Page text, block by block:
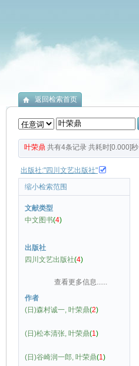
返回检索首页
叶荣鼎 共有4条记录 共耗时[0.000]秒
出版社:"四川文艺出版社"
缩小检索范围
文献类型
中文图书(4)
出版社
四川文艺出版社(4)
查看更多信息......
作者
(日)森村诚一, 叶荣鼎(2)
(日)松本清张, 叶荣鼎(1)
(日)谷崎润一郎, 叶荣鼎(1)